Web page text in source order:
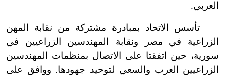
العربي.
تأسس الاتحاد بمبادرة مشتركة من نقابة المهن
الزراعية في مصر ونقابة المهندسين الزراعيين في
سورية، حين اتفقتا على الاتصال بمنظمات المهندسين
الزراعيين العرب والسعي لتوحيد جهودها. ووافق على